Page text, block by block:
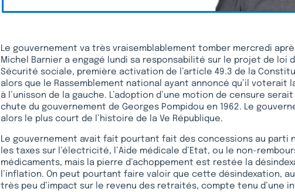
Le gouvernement va très vraisemblablement tomber mercredi
Michel Barnier a engagé lundi sa responsabilité sur le projet de loi
Sécurité sociale, première activation de l’article 49.3 de la
alors que le Rassemblement national ayant annoncé qu’il voterait
à l’unisson de la gauche. L’adoption d’une motion de censure
chute du gouvernement de Georges Pompidou en 1962. Le
alors le plus court de l’histoire de la Ve République.
Le gouvernement avait fait pourtant fait des concessions au parti
les taxes sur l’électricité, l’Aide médicale d’Etat, ou le non-
médicaments, mais la pierre d’achoppement est restée la
l’inflation. On peut pourtant faire valoir que cette désindexation,
très peu d’impact sur le revenu des retraités, compte tenu d’une